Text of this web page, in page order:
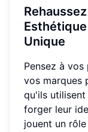
Unique
Pensez à
vos marques
qu'ils utilisent
forger leur
jouent un